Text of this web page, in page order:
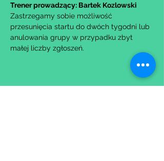
Trener prowadzący: Bartek Kozlowski
Zastrzegamy sobie możliwość
przesunięcia startu do dwóch tygodni lub
anulowania grupy w przypadku zbyt
małej liczby zgłoszeń.